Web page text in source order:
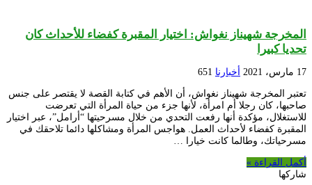
المخرجة شهيناز نغواش: اختيار المقبرة كفضاء للأحداث كان
تحديا كبيرا
17 مارس، 2021 أخبارنا 651
تعتبر المخرجة شهيناز نغواش، أن الأهم في كتابة القصة لا يقتصر على جنس
صاحبها، كان رجلا أم امرأة، لأنها جزء من حياة المرأة التي تعرضت
للاستغلال، مؤكدة أنها رفعت التحدي من خلال مسرحيتها “أرامل”، عبر اختيار
المقبرة كفضاء لأحداث العمل. هواجس المرأة ومشاكلها دائما تلاحقك في
مسرحياتك، وطالما كانت خيارا …
أكمل القراءة »
شاركها